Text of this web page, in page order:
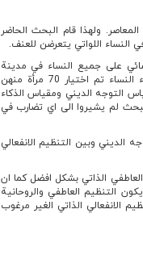
ولهذا قام البحث الحاضر
النساء اللواتي يتعرضن للعنف.
على جميع النساء في مدينة
مشهد واللواتي تعرضن للعنف وراجعن مراكز الرعاية الاجتماعية عام 2014 ومن بين هؤلاء النساء تم اختيار 70 مرأة منهن
التوجه الديني ومقياس الذكاء
لم يشيروا الى اي تضارب في
الديني وبين التنظيم الانفعالي
العاطفي الذاتي بشكل افضل كما ان
التنظيم العاطفي والروحانية
الانفعالي الذاتي الغير مرغوب